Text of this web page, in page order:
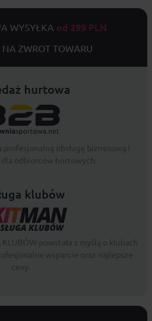
WYSYŁKA od 299 PLN
NA ZWROT TOWARU
hurtowa
klubów